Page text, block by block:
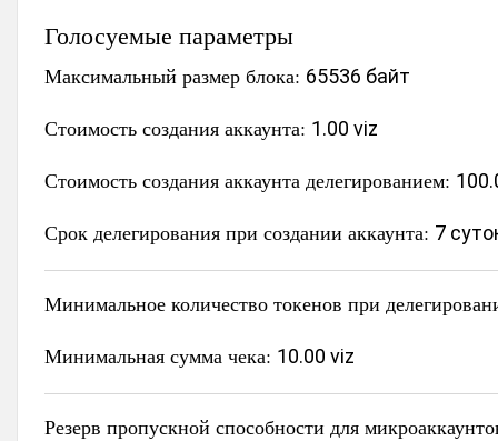
Голосуемые параметры
Максимальный размер блока: 65536 байт
Стоимость создания аккаунта: 1.00 viz
Стоимость создания аккаунта делегированием:
Срок делегирования при создании аккаунта: 7
Минимальное количество токенов при
Минимальная сумма чека: 10.00 viz
Резерв пропускной способности для